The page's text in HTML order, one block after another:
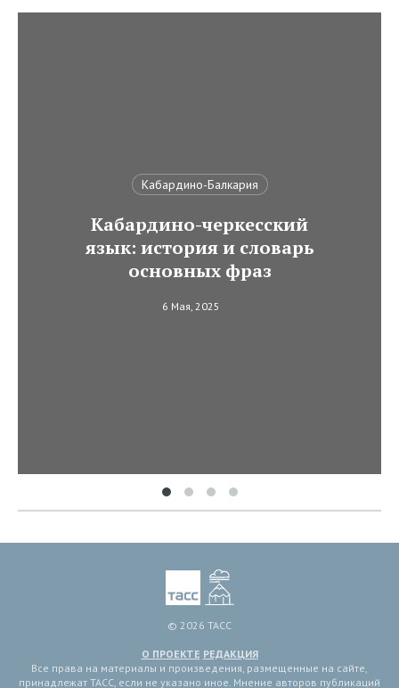
Кабардино-Балкария
Кабардино-черкесский
язык: история и словарь
основных фраз
6 Мая, 2025
© 2026 ТАСС
О ПРОЕКТЕ РЕДАКЦИЯ
Все права на материалы и произведения, размещенные на сайте,
принадлежат ТАСС, если не указано иное. Мнение авторов публикаций